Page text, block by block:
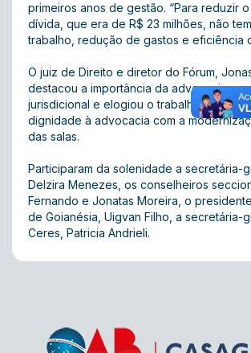
primeiros anos de gestão. “Para reduzir
dívida, que era de R$ 23 milhões, não
trabalho, redução de gastos e eficiência
O juiz de Direito e diretor do Fórum,
destacou a importância da advocacia
jurisdicional e elogiou o trabalho da
dignidade à advocacia com a
das salas.
Participaram da solenidade a secretária-
Delzira Menezes, os conselheiros
Fernando e Jonatas Moreira, o
de Goianésia, Uigvan Filho, a secretária-
Ceres, Patricia Andrieli.